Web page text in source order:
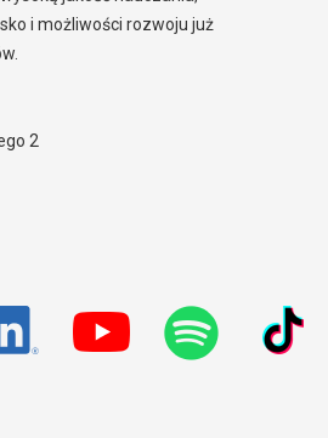
i możliwości rozwoju już
2